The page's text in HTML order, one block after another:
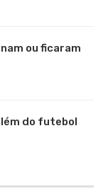
ou ficaram
do futebol